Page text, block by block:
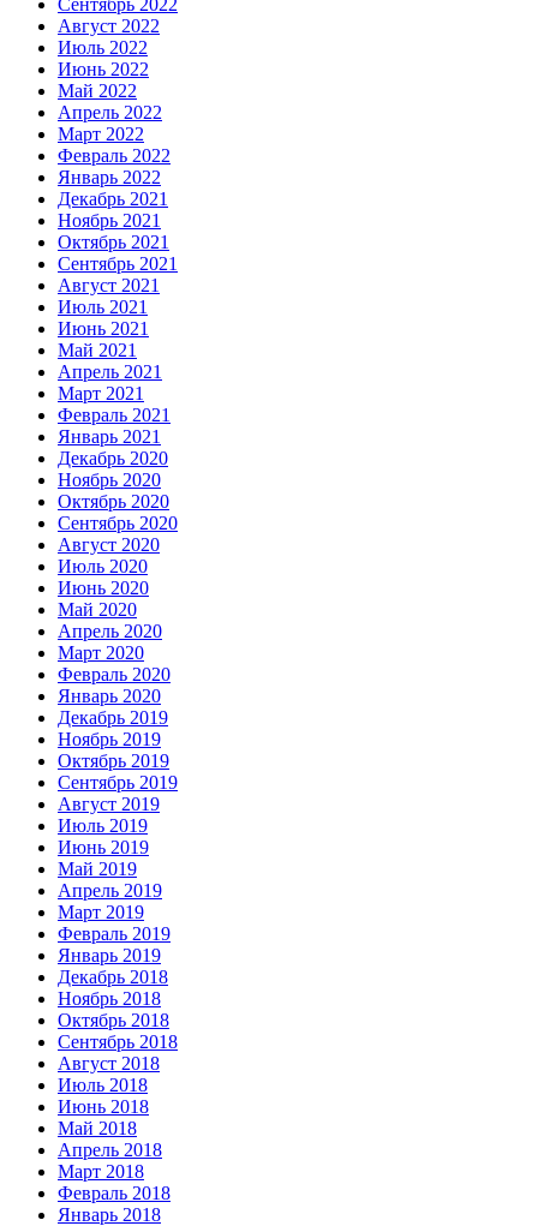
Август 2022
Июль 2022
Июнь 2022
Май 2022
Апрель 2022
Март 2022
Февраль 2022
Январь 2022
Декабрь 2021
Ноябрь 2021
Октябрь 2021
Сентябрь 2021
Август 2021
Июль 2021
Июнь 2021
Май 2021
Апрель 2021
Март 2021
Февраль 2021
Январь 2021
Декабрь 2020
Ноябрь 2020
Октябрь 2020
Сентябрь 2020
Август 2020
Июль 2020
Июнь 2020
Май 2020
Апрель 2020
Март 2020
Февраль 2020
Январь 2020
Декабрь 2019
Ноябрь 2019
Октябрь 2019
Сентябрь 2019
Август 2019
Июль 2019
Июнь 2019
Май 2019
Апрель 2019
Март 2019
Февраль 2019
Январь 2019
Декабрь 2018
Ноябрь 2018
Октябрь 2018
Сентябрь 2018
Август 2018
Июль 2018
Июнь 2018
Май 2018
Апрель 2018
Март 2018
Февраль 2018
Январь 2018